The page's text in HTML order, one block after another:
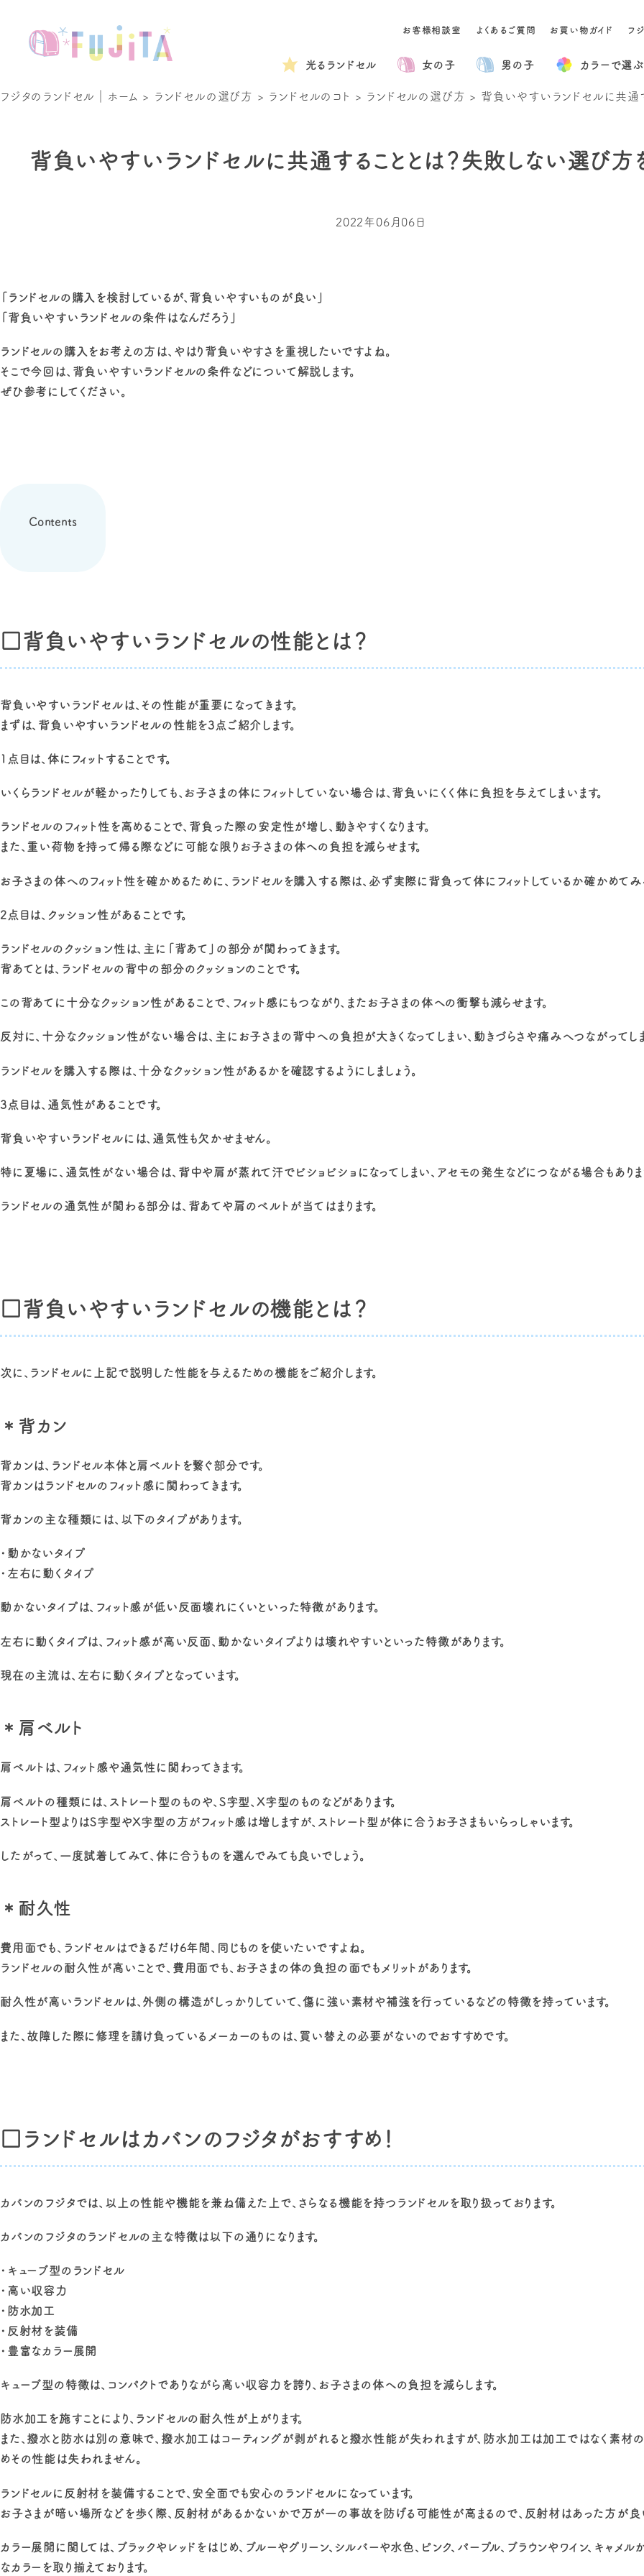
お客様相談室 よくあるご質問 お買い物ガイド フ
光るランドセル 女の子 男の子 カラー で選ぶ
フジタのランドセル｜ホーム > ランドセルの選び方 > ランドセルのコト > ランドセルの選び方 > 背負いやすいランドセルに共通
背負いやすいランドセルに共通することとは？失敗しない選び方
2022年06月06日
「ランドセルの購入を検討しているが、背負いやすいものが良い」
「背負いやすいランドセルの条件はなんだろう」
ランドセルの購入をお考えの方は、やはり背負いやすさを重視したいですよね。
そこで今回は、背負いやすいランドセルの条件などについて解説します。
ぜひ参考にしてください。
Contents
□背負いやすいランドセルの性能とは？
背負いやすいランドセルは、その性能が重要になってきます。
まずは、背負いやすいランドセルの性能を3点ご紹介します。
1点目は、体にフィットすることです。
いくらランドセルが軽かったりしても、お子さまの体にフィットしていない場合は、背負いにくく体に負担を与えてしまいます。
ランドセルのフィット性を高めることで、背負った際の安定性が増し、動きやすくなります。
また、重い荷物を持って帰る際などに可能な限りお子さまの体への負担を減らせます。
お子さまの体へのフィット性を確かめるために、ランドセルを購入する際は、必ず実際に背負って体にフィットしているか確かめてみる
2点目は、クッション性があることです。
ランドセルのクッション性は、主に「背あて」の部分が関わってきます。
背あてとは、ランドセルの背中の部分のクッションのことです。
この背あてに十分なクッション性があることで、フィット感にもつながり、またお子さまの体への衝撃も減らせます。
反対に、十分なクッション性がない場合は、主にお子さまの背中への負担が大きくなってしまい、動きづらさや痛みへつながってしま
ランドセルを購入する際は、十分なクッション性があるかを確認するようにしましょう。
3点目は、通気性があることです。
背負いやすいランドセルには、通気性も欠かせません。
特に夏場に、通気性がない場合は、背中や肩が蒸れて汗でビショビショになってしまい、アセモの発生などにつながる場合もありま
ランドセルの通気性が関わる部分は、背あてや肩のベルトが当てはまります。
□背負いやすいランドセルの機能とは？
次に、ランドセルに上記で説明した性能を与えるための機能をご紹介します。
＊背カン
背カンは、ランドセル本体と肩ベルトを繋ぐ部分です。
背カンはランドセルのフィット感に関わってきます。
背カンの主な種類には、以下のタイプがあります。
・動かないタイプ
・左右に動くタイプ
動かないタイプは、フィット感が低い反面壊れにくいといった特徴があります。
左右に動くタイプは、フィット感が高い反面、動かないタイプよりは壊れやすいといった特徴があります。
現在の主流は、左右に動くタイプとなっています。
＊肩ベルト
肩ベルトは、フィット感や通気性に関わってきます。
肩ベルトの種類には、ストレート型のものや、S字型、X字型のものなどがあります。
ストレート型よりはS字型やX字型の方がフィット感は増しますが、ストレート型が体に合うお子さまもいらっしゃいます。
したがって、一度試着してみて、体に合うものを選んでみても良いでしょう。
＊耐久性
費用面でも、ランドセルはできるだけ6年間、同じものを使いたいですよね。
ランドセルの耐久性が高いことで、費用面でも、お子さまの体の負担の面でもメリットがあります。
耐久性が高いランドセルは、外側の構造がしっかりしていて、傷に強い素材や補強を行っているなどの特徴を持っています。
また、故障した際に修理を請け負っているメーカーのものは、買い替えの必要がないのでおすすめです。
□ランドセルはカバンのフジタがおすすめ！
カバンのフジタでは、以上の性能や機能を兼ね備えた上で、さらなる機能を持つランドセルを取り扱っております。
カバンのフジタのランドセルの主な特徴は以下の通りになります。
・キューブ型のランドセル
・高い収容力
・防水加工
・反射材を装備
・豊富なカラー展開
キューブ型の特徴は、コンパクトでありながら高い収容力を誇り、お子さまの体への負担を減らします。
防水加工を施すことにより、ランドセルの耐久性が上がります。
また、撥水と防水は別の意味で、撥水加工はコーティングが剥がれると撥水性能が失われますが、防水加工は加工ではなく素材
めその性能は失われません。
ランドセルに反射材を装備することで、安全面でも安心のランドセルになっています。
お子さまが暗い場所などを歩く際、反射材があるかないかで万が一の事故を防げる可能性が高まるので、反射材はあった方が良い
カラー展開に関しては、ブラックやレッドをはじめ、ブルーやグリーン、シルバーや水色、ピンク、パープル、ブラウンやワイン、キャメル
なカラーを取り揃えております。